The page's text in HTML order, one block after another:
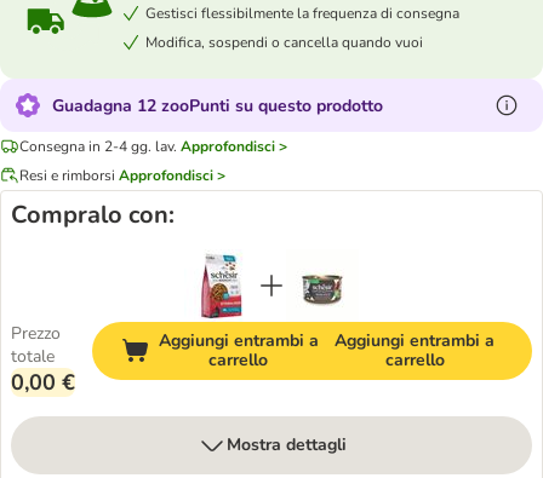
Gestisci flessibilmente la frequenza di consegna
Modifica, sospendi o cancella quando vuoi
Guadagna 12 zooPunti su questo prodotto
Consegna in 2-4 gg. lav. Approfondisci >
Resi e rimborsi Approfondisci >
Compralo con:
Prezzo
totale
0,00 €
Aggiungi entrambi a
carrello
Aggiungi entrambi a
carrello
Mostra dettagli